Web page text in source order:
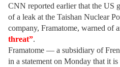
CNN reported earlier that the US
of a leak at the Taishan Nuclear
company, Framatome, warned of
threat”.
Framatome — a subsidiary of
in a statement on Monday that it